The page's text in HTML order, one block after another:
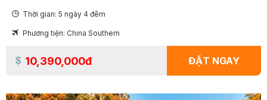
Thời gian: 5 ngày 4 đêm
Phương tiện: China Southern
10,390,000đ ĐẶT NGAY